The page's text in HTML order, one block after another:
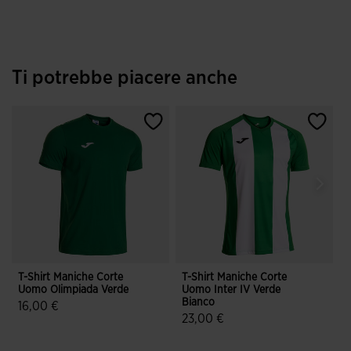
Ti potrebbe piacere anche
T-Shirt Maniche Corte
Uomo Olimpiada Verde
16,00 €
T-Shirt Maniche Corte
Uomo Inter IV Verde
Bianco
23,00 €